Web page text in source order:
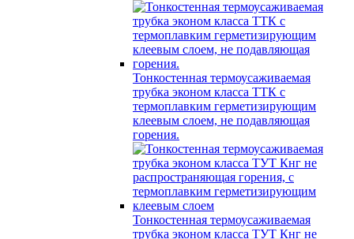
Тонкостенная термоусаживаемая
трубка эконом класса ТТК с
термоплавким герметизирующим
клеевым слоем, не подавляющая
горения.
Тонкостенная термоусаживаемая
трубка эконом класса ТУТ Кнг не